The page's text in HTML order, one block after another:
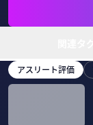
アスリート評価